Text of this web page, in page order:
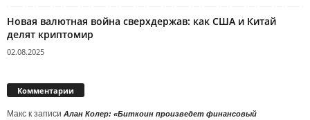
Новая валютная война сверхдержав: как США и Китай
делят криптомир
02.08.2025
Комментарии
Макс к записи Алан Колер: «Биткоин произведет финансовый